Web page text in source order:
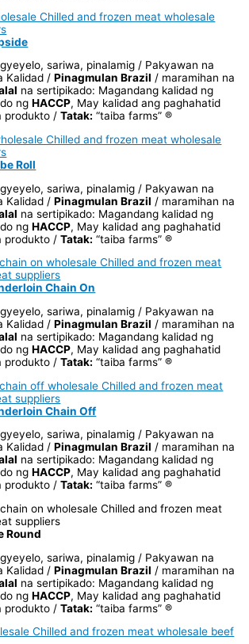
sariwa, pinalamig / Pakyawan na
Kalidad /Pinagmulan Brazil / maramihan na
na sertipikado: Magandang kalidad ng
ngHACCP, May kalidad ang paghahatid
produkto /Tatak: “taiba farms” ®
Roll
sariwa, pinalamig / Pakyawan na
Kalidad /Pinagmulan Brazil / maramihan na
na sertipikado: Magandang kalidad ng
ngHACCP, May kalidad ang paghahatid
produkto /Tatak: “taiba farms” ®
Chain On
sariwa, pinalamig / Pakyawan na
Kalidad /Pinagmulan Brazil / maramihan na
na sertipikado: Magandang kalidad ng
ngHACCP, May kalidad ang paghahatid
produkto /Tatak: “taiba farms” ®
Chain Off
sariwa, pinalamig / Pakyawan na
Kalidad /Pinagmulan Brazil / maramihan na
na sertipikado: Magandang kalidad ng
ngHACCP, May kalidad ang paghahatid
produkto /Tatak: “taiba farms” ®
Round
sariwa, pinalamig / Pakyawan na
Kalidad /Pinagmulan Brazil / maramihan na
na sertipikado: Magandang kalidad ng
ngHACCP, May kalidad ang paghahatid
produkto /Tatak: “taiba farms” ®